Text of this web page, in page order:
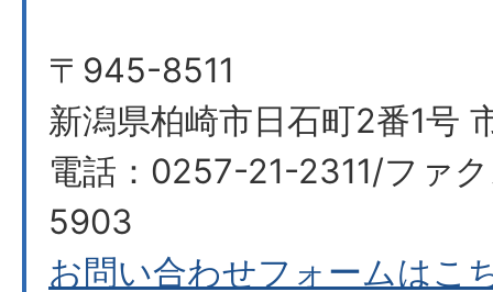
〒945-8511
新潟県柏崎市日石町2番1号
電話：0257-21-2311/ファ
5903​​​​​​​
お問い合わせフォームはこ